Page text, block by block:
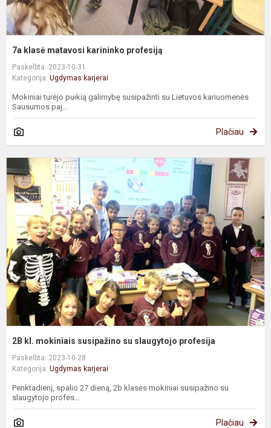
7a klasė matavosi karininko profesiją
Paskelbta: 2023-10-31
Kategorija: Ugdymas karjerai
Mokiniai turėjo puikią galimybę susipažinti su Lietuvos kariuomenės
Sausumos paj...
Plačiau
2B kl. mokiniais susipažino su slaugytojo profesija
Paskelbta: 2023-10-28
Kategorija: Ugdymas karjerai
Penktadienį, spalio 27 dieną, 2b klasės mokiniai susipažino su
slaugytojo profes...
Plačiau